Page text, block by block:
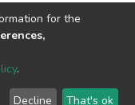
for the
.
Decline That's ok